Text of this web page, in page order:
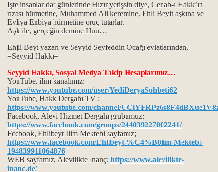
Işte insanlar dar günlerinde Hızır yetişsin diye, Cenab-ı Hakk’ın
rızası hürmetine, Muhammed Ali keremine, Ehli Beyit aşkına ve
Evliya Enbiya hürmetine oruç tutarlar.
Aşk ile, gerçeğin demine Huu…
Ehjli Beyt yazarı ve Seyyid Seyfeddin Ocağı evlatlarından,
=Seyyid Hakkı=
Seyyid Hakkı, Sosyal Medya Takip Hesaplarımız…
YouTube, ilim kanalımız:
https://www.youtube.com/user/YediDeryaSohbeti62
YouTube, Hakk Dergahı TV :
https://www.youtube.com/channel/
Facebook, Alevi Hizmet Dergahı grubumuz:
https://www.facebook.com/groups/244039227002241/
Fcebook, Ehlibeyt Ilim Mektebi sayfamız;
https://www.facebook.com/Ehlibeyt-%C4%B0lim-Mektebi-
194839911064876
WEB sayfamız, Alevilikte Inanç; https://www.alevilikte-
inanc.de/
kapısıdır...
gözü manaları…